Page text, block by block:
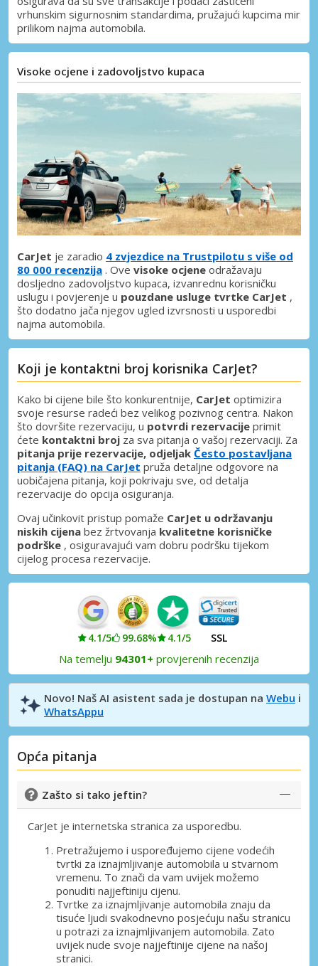
Posebni popusti
Pristupite ekskluzivnim ponudama naših
dobavljača
vrhunskim sigurnosnim standardima, pružajući kupcima mir
prilikom najma automobila.
Visoke ocjene i zadovoljstvo kupaca
CarJet je zaradio 4 zvjezdice na Trustpilotu s više od
80 000 recenzija . Ove visoke ocjene odražavaju
dosljedno zadovoljstvo kupaca, izvanrednu korisničku
uslugu i povjerenje u pouzdane usluge tvrtke CarJet ,
što dodatno jača njegov ugled izvrsnosti u usporedbi
najma automobila.
Koji je kontaktni broj korisnika CarJet?
Kako bi cijene bile što konkurentnije, CarJet optimizira
svoje resurse radeći bez velikog pozivnog centra. Nakon
što dovršite rezervaciju, u potvrdi rezervacije primit
ćete kontaktni broj za sva pitanja o vašoj rezervaciji. Za
pitanja prije rezervacije, odjeljak Često postavljana
pitanja (FAQ) na CarJet pruža detaljne odgovore na
uobičajena pitanja, koji pokrivaju sve, od detalja
rezervacije do opcija osiguranja.
Ovaj učinkovit pristup pomaže CarJet u održavanju
niskih cijena bez žrtvovanja kvalitetne korisničke
podrške , osiguravajući vam dobru podršku tijekom
cijelog procesa rezervacije.
4.1/5 99.68% 4.1/5 SSL
Na temelju 94301+ provjerenih recenzija
Novo! Naš AI asistent sada je dostupan na Webu i
WhatsAppu
Opća pitanja
Zašto si tako jeftin?
CarJet je internetska stranica za usporedbu.
Pretražujemo i uspoređujemo cijene vodećih
tvrtki za iznajmljivanje automobila u stvarnom
vremenu. To znači da vam uvijek možemo
ponuditi najjeftiniju cijenu.
Tvrtke za iznajmljivanje automobila znaju da
tisuće ljudi svakodnevno posjećuju našu stranicu
u potrazi za iznajmljivanjem automobila. Zato
uvijek nude svoje najjeftinije cijene na našoj
stranici.